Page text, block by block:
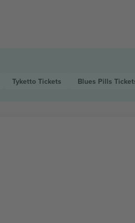
Tyketto Tickets Blues Pills